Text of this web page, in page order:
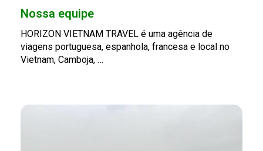
Nossa equipe
HORIZON VIETNAM TRAVEL é uma agência de
viagens portuguesa, espanhola, francesa e local no
Vietnam, Camboja, …